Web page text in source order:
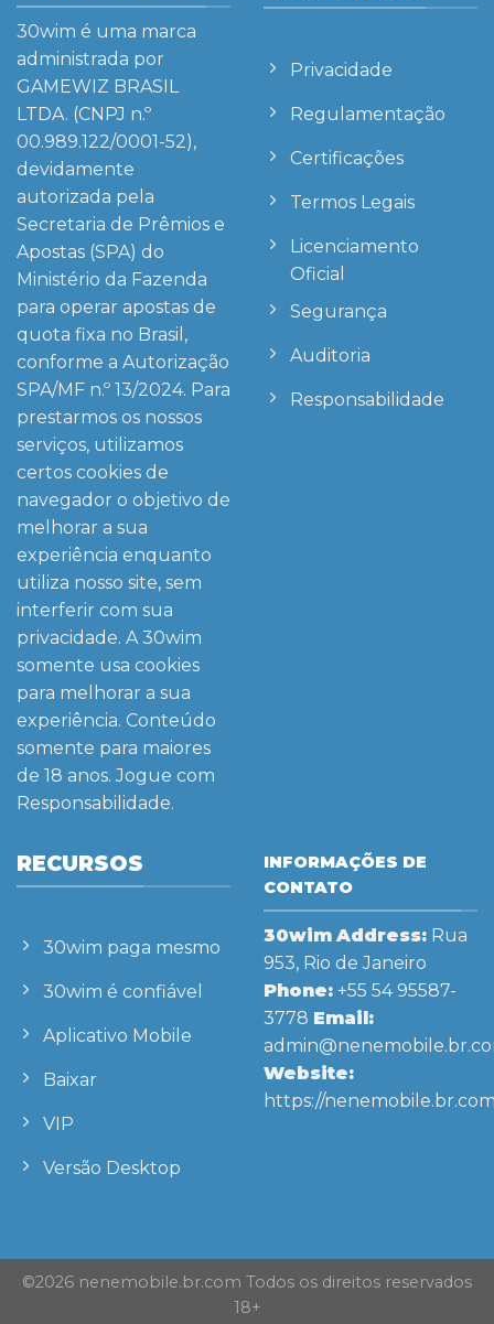
30wim é uma marca
administrada por
GAMEWIZ BRASIL
LTDA. (CNPJ n.º
00.989.122/0001-52),
devidamente
autorizada pela
Secretaria de Prêmios e
Apostas (SPA) do
Ministério da Fazenda
para operar apostas de
quota fixa no Brasil,
conforme a Autorização
SPA/MF n.º 13/2024. Para
prestarmos os nossos
serviços, utilizamos
certos cookies de
navegador o objetivo de
melhorar a sua
experiência enquanto
utiliza nosso site, sem
interferir com sua
privacidade. A30wim
somente usa cookies
para melhorar a sua
experiência. Conteúdo
somente para maiores
de 18 anos. Jogue com
Responsabilidade.
Privacidade
Regulamentação
Certificações
Termos Legais
Licenciamento
Oficial
Segurança
Auditoria
Responsabilidade
RECURSOS
30wim paga mesmo
30wim é confiável
Aplicativo Mobile
Baixar
VIP
Versão Desktop
INFORMAÇÕES DE
CONTATO
30wim Address: Rua
953, Rio de Janeiro
Phone: +55 54 95587-
3778 Email:
Website:
https://
©2026 nenemobile.br.com Todos os direitos reservados
18+